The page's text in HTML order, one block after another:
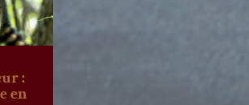
:
en